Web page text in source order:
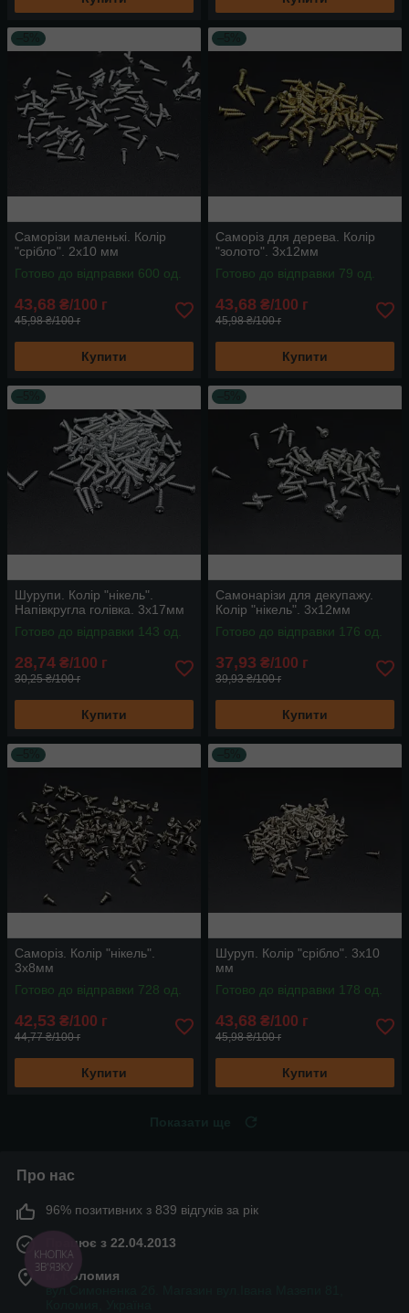
Саморізи маленькі. Колір
"срібло". 2х10 мм
Готово до відправки 600 од.
43,68 ₴/100 г
45,98 ₴/100 г
Купити
Саморіз для дерева. Колір
"золото". 3х12мм
Готово до відправки 79 од.
43,68 ₴/100 г
45,98 ₴/100 г
Купити
Шурупи. Колір "нікель".
Напівкругла голівка. 3х17мм
Готово до відправки 143 од.
28,74 ₴/100 г
30,25 ₴/100 г
Купити
Самонарізи для декупажу.
Колір "нікель". 3х12мм
Готово до відправки 176 од.
37,93 ₴/100 г
39,93 ₴/100 г
Купити
Саморіз. Колір "нікель".
3х8мм
Готово до відправки 728 од.
42,53 ₴/100 г
44,77 ₴/100 г
Купити
Шуруп. Колір "срібло". 3х10
мм
Готово до відправки 178 од.
43,68 ₴/100 г
45,98 ₴/100 г
Купити
Про нас
96% позитивних з 839 відгуків за рік
Працює з 22.04.2013
м. Коломия
вул.Симоненка 2б. Магазин вул.Івана Мазепи 81,
КНОПКА
ЗВ'ЯЗКУ